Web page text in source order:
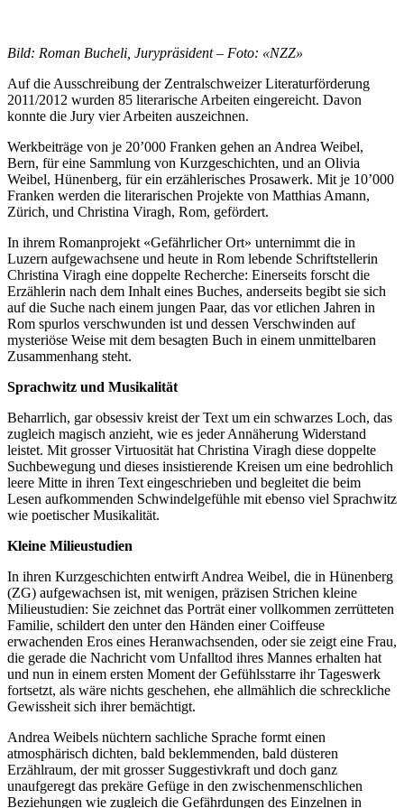
Bild: Roman Bucheli, Jurypräsident – Foto: «NZZ»
Auf die Ausschreibung der Zentralschweizer Literaturförderung
2011/2012 wurden 85 literarische Arbeiten eingereicht. Davon
konnte die Jury vier Arbeiten auszeichnen.
Werkbeiträge von je 20’000 Franken gehen an Andrea Weibel,
Bern, für eine Sammlung von Kurzgeschichten, und an Olivia
Weibel, Hünenberg, für ein erzählerisches Prosawerk. Mit je 10’000
Franken werden die literarischen Projekte von Matthias Amann,
Zürich, und Christina Viragh, Rom, gefördert.
In ihrem Romanprojekt «Gefährlicher Ort» unternimmt die in
Luzern aufgewachsene und heute in Rom lebende Schriftstellerin
Christina Viragh eine doppelte Recherche: Einerseits forscht die
Erzählerin nach dem Inhalt eines Buches, anderseits begibt sie sich
auf die Suche nach einem jungen Paar, das vor etlichen Jahren in
Rom spurlos verschwunden ist und dessen Verschwinden auf
mysteriöse Weise mit dem besagten Buch in einem unmittelbaren
Zusammenhang steht.
Sprachwitz und Musikalität
Beharrlich, gar obsessiv kreist der Text um ein schwarzes Loch, das
zugleich magisch anzieht, wie es jeder Annäherung Widerstand
leistet. Mit grosser Virtuosität hat Christina Viragh diese doppelte
Suchbewegung und dieses insistierende Kreisen um eine bedrohlich
leere Mitte in ihren Text eingeschrieben und begleitet die beim
Lesen aufkommenden Schwindelgefühle mit ebenso viel Sprachwitz
wie poetischer Musikalität.
Kleine Milieustudien
In ihren Kurzgeschichten entwirft Andrea Weibel, die in Hünenberg
(ZG) aufgewachsen ist, mit wenigen, präzisen Strichen kleine
Milieustudien: Sie zeichnet das Porträt einer vollkommen zerrütteten
Familie, schildert den unter den Händen einer Coiffeuse
erwachenden Eros eines Heranwachsenden, oder sie zeigt eine Frau,
die gerade die Nachricht vom Unfalltod ihres Mannes erhalten hat
und nun in einem ersten Moment der Gefühlsstarre ihr Tageswerk
fortsetzt, als wäre nichts geschehen, ehe allmählich die schreckliche
Gewissheit sich ihrer bemächtigt.
Andrea Weibels nüchtern sachliche Sprache formt einen
atmosphärisch dichten, bald beklemmenden, bald düsteren
Erzählraum, der mit grosser Suggestivkraft und doch ganz
unaufgeregt das prekäre Gefüge in den zwischenmenschlichen
Beziehungen wie zugleich die Gefährdungen des Einzelnen in